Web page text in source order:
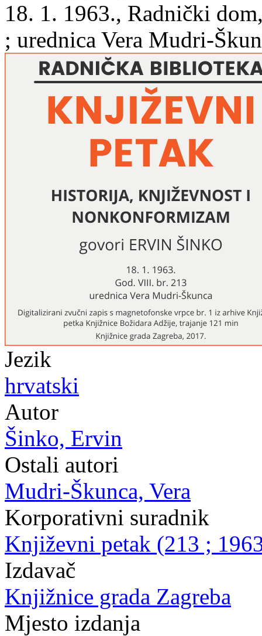
18. 1. 1963., Radnički
; urednica Vera Mudri-
Jezik
hrvatski
Autor
Šinko, Ervin
Ostali autori
Mudri-Škunca, Vera
Korporativni suradnik
Književni petak (213 ;
Izdavač
Knjižnice grada Zagreba
Mjesto izdanja